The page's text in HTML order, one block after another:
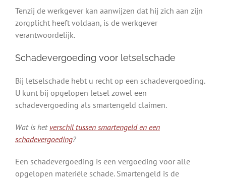
Tenzij de werkgever kan aanwijzen dat hij zich aan zijn
zorgplicht heeft voldaan, is de werkgever
verantwoordelijk.
Schadevergoeding voor letselschade
Bij letselschade hebt u recht op een schadevergoeding.
U kunt bij opgelopen letsel zowel een
schadevergoeding als smartengeld claimen.
Wat is het verschil tussen smartengeld en een
schadevergoeding?
Een schadevergoeding is een vergoeding voor alle
opgelopen materiële schade. Smartengeld is de